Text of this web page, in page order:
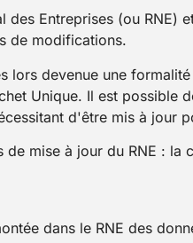
Entreprises (ou RNE)
de modifications.
devenue une
Unique. Il est possible
d'être mis à jour
mise à jour du RNE :
dans le RNE des